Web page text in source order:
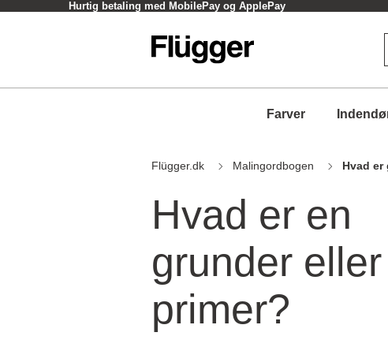
Hurtig betaling med MobilePay og ApplePay
Farver
Flügger.dk Malingordbogen Hvad er
Hvad er en
grunder eller
primer?